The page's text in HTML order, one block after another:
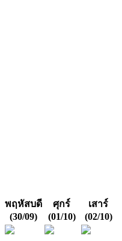
พฤหัสบดี
(30/09)
ศุกร์
(01/10)
เสาร์
(02/10)